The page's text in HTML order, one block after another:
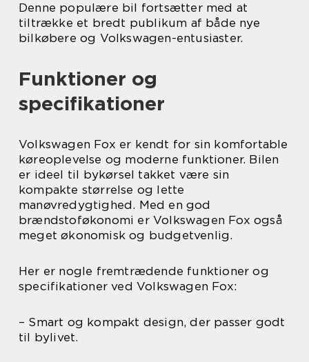
Denne populære bil fortsætter med at
tiltrække et bredt publikum af både nye
bilkøbere og Volkswagen-entusiaster.
Funktioner og
specifikationer
Volkswagen Fox er kendt for sin komfortable
køreoplevelse og moderne funktioner. Bilen
er ideel til bykørsel takket være sin
kompakte størrelse og lette
manøvredygtighed. Med en god
brændstoføkonomi er Volkswagen Fox også
meget økonomisk og budgetvenlig.
Her er nogle fremtrædende funktioner og
specifikationer ved Volkswagen Fox:
– Smart og kompakt design, der passer godt
til bylivet.